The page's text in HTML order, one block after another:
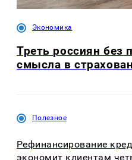
Экономика
Треть россиян без
смысла в
Полезное
Рефинансирование
экономит клиентам